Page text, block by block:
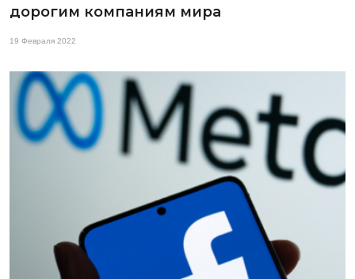
дорогим компаниям мира
19 Февраля 2022